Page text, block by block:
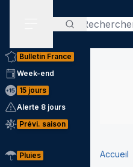
Rechercher
Bulletin France
Week-end
15 jours
Alerte 8 jours
Prévi. saison
Pluies
Accueil